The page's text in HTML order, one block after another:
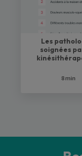
Les
soignées
8 min